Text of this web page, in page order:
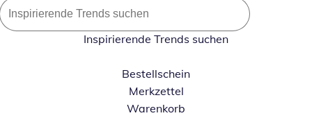
Inspirierende Trends suchen
Bestellschein
Merkzettel
Warenkorb